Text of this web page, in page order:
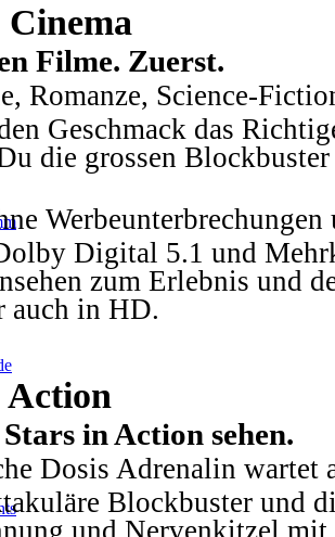
Filme. Zuerst.
Romanze, Science-
Geschmack das
die grossen
Digital 5.1 und
zum Erlebnis und
auch in HD.
Action
in Action sehen.
Dosis Adrenalin wartet
Blockbuster und
und Nervenkitzel